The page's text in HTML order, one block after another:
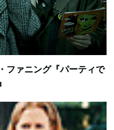
ファニング『パーティで